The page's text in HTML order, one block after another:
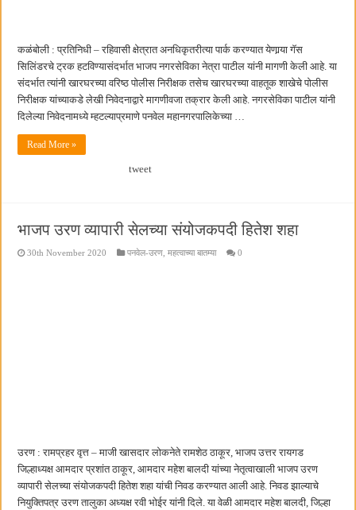
कळंबोली : प्रतिनिधी – रहिवासी क्षेत्रात अनधिकृतरीत्या पार्क करण्यात येणार्‍या गॅस
सिलिंडरचे ट्रक हटविण्यासंदर्भात भाजप नगरसेविका नेत्रा पाटील यांनी मागणी केली आहे. या
संदर्भात त्यांनी खारघरच्या वरिष्ठ पोलीस निरीक्षक तसेच खारघरच्या वाहतूक शाखेचे पोलीस
निरीक्षक यांच्याकडे लेखी निवेदनाद्वारे मागणीवजा तक्रार केली आहे. नगरसेविका पाटील यांनी
दिलेल्या निवेदनामध्ये म्हटल्याप्रमाणे पनवेल महानगरपालिकेच्या …
Read More »
tweet
भाजप उरण व्यापारी सेलच्या संयोजकपदी हितेश शहा
30th November 2020 पनवेल-उरण ,महत्वाच्या बातम्या 0
उरण : रामप्रहर वृत्त – माजी खासदार लोकनेते रामशेठ ठाकूर, भाजप उत्तर रायगड
जिल्हाध्यक्ष आमदार प्रशांत ठाकूर, आमदार महेश बालदी यांच्या नेतृत्वाखाली भाजप उरण
व्यापारी सेलच्या संयोजकपदी हितेश शहा यांची निवड करण्यात आली आहे. निवड झाल्याचे
नियुक्तिपत्र उरण तालुका अध्यक्ष रवी भोईर यांनी दिले. या वेळी आमदार महेश बालदी, जिल्हा